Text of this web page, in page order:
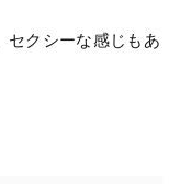
セクシーな感じもあ